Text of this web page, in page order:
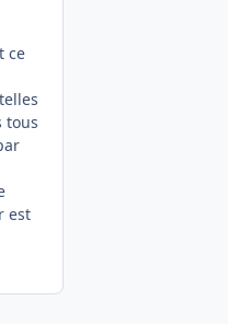
ce
tous
est